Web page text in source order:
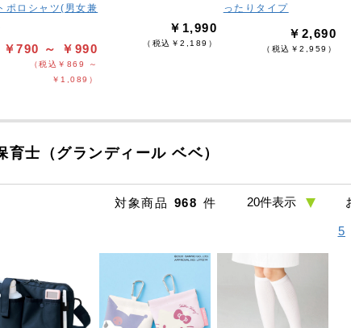
ポロシャツ(男女兼
￥790 ～ ￥990
（税込￥869 ～
￥1,089）
￥1,990
（税込￥2,189）
ったりタイプ
￥2,690
（税込￥2,959）
育士（グランディール ベベ）
対象商品 968 件
5